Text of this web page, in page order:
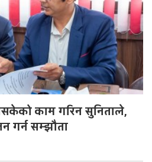
काम गरिन सुनिताले,
गर्न सम्झौता